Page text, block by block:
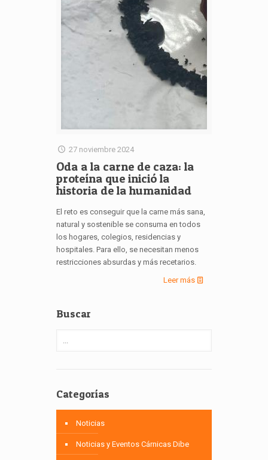
27 noviembre 2024
Oda a la carne de caza: la
proteína que inició la
historia de la humanidad
El reto es conseguir que la carne más sana,
natural y sostenible se consuma en todos
los hogares, colegios, residencias y
hospitales. Para ello, se necesitan menos
restricciones absurdas y más recetarios.
Leer más
Buscar
Categorías
Noticias
Noticias y Eventos Cárnicas Dibe